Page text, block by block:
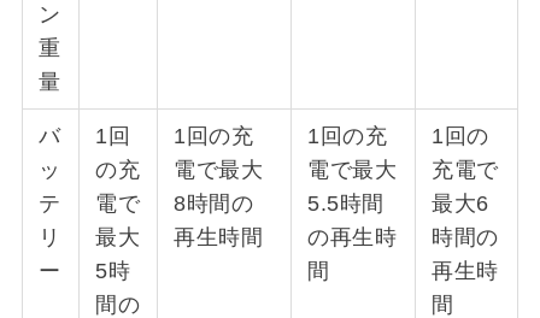
ン
重
量
バ
ッ
テ
リ
ー
1回
の充
電で
最大
5時
間の
1回の充
電で最大
8時間の
再生時間
1回の充
電で最大
5.5時間
の再生時
間
1回の
充電で
最大6
時間の
再生時
間